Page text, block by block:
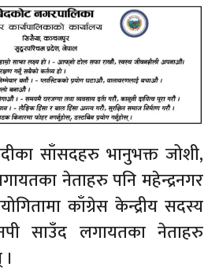
साँसदहरु भानुभक्त जोशी,
नेताहरु पनि महेन्द्रनगर
काँग्रेस केन्द्रीय सदस्य
साउँद लगायतका नेताहरु